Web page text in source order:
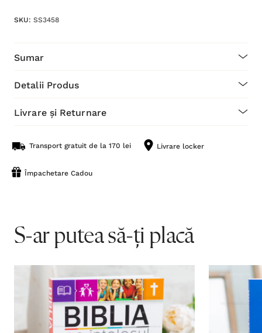
SKU: SS3458
Sumar
Detalii Produs
Livrare și Returnare
Transport gratuit de la 170 lei Livrare locker
Împachetare Cadou
S-ar putea să-ți placă